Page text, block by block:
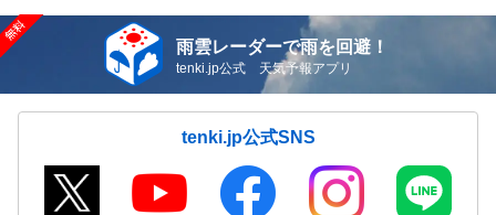
雨雲レーダーで雨を回避！
tenki.jp公式 天気予報アプリ
tenki.jp公式SNS